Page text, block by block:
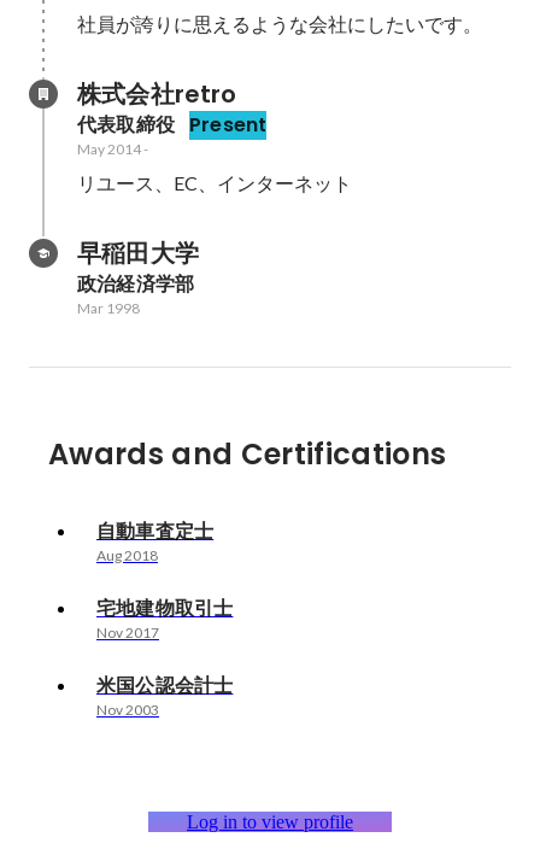
社員が誇りに思えるような会社にしたいです。
株式会社retro
代表取締役 Present
May 2014-
リユース、EC、インターネット
早稲田大学
政治経済学部
Mar 1998
Awards and Certifications
自動車査定士
Aug 2018
宅地建物取引士
Nov 2017
米国公認会計士
Nov 2003
Log in to view profile